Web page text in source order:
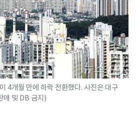
4개월 만에 하락 전환했다. 사진은 대구
매 및 DB 금지)